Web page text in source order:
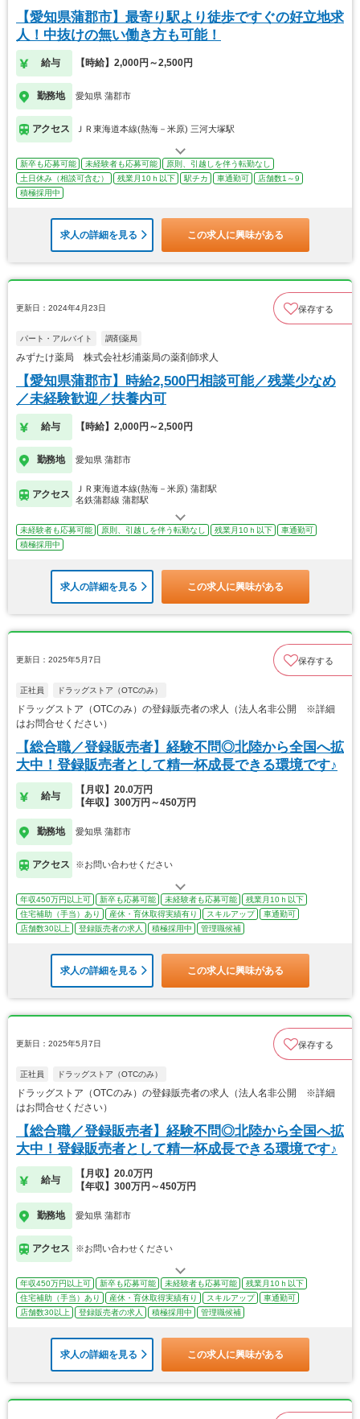
【愛知県蒲郡市】最寄り駅より徒歩ですぐの好立地求
人！中抜けの無い働き方も可能！
給与 【時給】2,000円～2,500円
勤務地 愛知県 蒲郡市
アクセス ＪＲ東海道本線(熱海－米原) 三河大塚駅
新卒も応募可能 未経験者も応募可能
原則、引越しを伴う転勤なし
土日休み（相談可含む）
残業月10ｈ以下 駅チカ 車通勤可
店舗数1～9
積極採用中
求人の詳細を見る この求人に興味がある
更新日：2024年4月23日 保存する
パート・アルバイト 調剤薬局
みずたけ薬局 株式会社杉浦薬局の薬剤師求人
【愛知県蒲郡市】時給2,500円相談可能／残業少なめ
／未経験歓迎／扶養内可
給与 【時給】2,000円～2,500円
勤務地 愛知県 蒲郡市
アクセス
ＪＲ東海道本線(熱海－米原) 蒲郡駅
名鉄蒲郡線 蒲郡駅
未経験者も応募可能 原則、引越しを伴う転勤なし 残業月10ｈ以下
車通勤可
積極採用中
求人の詳細を見る この求人に興味がある
更新日：2025年5月7日 保存する
正社員 ドラッグストア（OTCのみ）
ドラッグストア（OTCのみ）の登録販売者の求人（法人名非公開 ※詳細
はお問合せください）
【総合職／登録販売者】経験不問◎北陸から全国へ拡
大中！登録販売者として精一杯成長できる環境です♪
給与
【月収】20.0万円
【年収】300万円～450万円
勤務地 愛知県 蒲郡市
アクセス ※お問い合わせください
年収450万円以上可 新卒も応募可能 未経験者も応募可能
残業月10ｈ以下
住宅補助（手当）あり
産休・育休取得実績有り スキルアップ
車通勤可
店舗数30以上
登録販売者の求人 積極採用中 管理職候補
求人の詳細を見る この求人に興味がある
更新日：2025年5月7日 保存する
正社員 ドラッグストア（OTCのみ）
ドラッグストア（OTCのみ）の登録販売者の求人（法人名非公開 ※詳細
はお問合せください）
【総合職／登録販売者】経験不問◎北陸から全国へ拡
大中！登録販売者として精一杯成長できる環境です♪
給与
【月収】20.0万円
【年収】300万円～450万円
勤務地 愛知県 蒲郡市
アクセス ※お問い合わせください
年収450万円以上可 新卒も応募可能 未経験者も応募可能
残業月10ｈ以下
住宅補助（手当）あり
産休・育休取得実績有り スキルアップ
車通勤可
店舗数30以上
登録販売者の求人 積極採用中 管理職候補
求人の詳細を見る この求人に興味がある